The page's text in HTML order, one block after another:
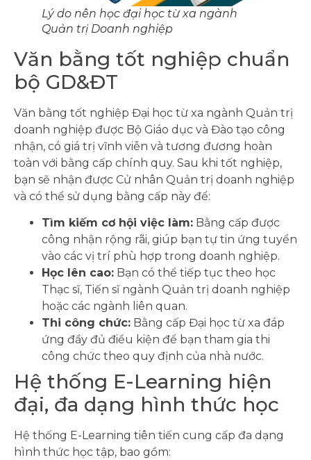
Lý do nên học đại học từ xa ngành
Quản trị Doanh nghiệp
Văn bằng tốt nghiệp chuẩn
bộ GD&ĐT
Văn bằng tốt nghiệp Đại học từ xa ngành Quản trị
doanh nghiệp được Bộ Giáo dục và Đào tạo công
nhận, có giá trị vĩnh viễn và tương đương hoàn
toàn với bằng cấp chính quy. Sau khi tốt nghiệp,
bạn sẽ nhận được Cử nhân Quản trị doanh nghiệp
và có thể sử dụng bằng cấp này để:
Tìm kiếm cơ hội việc làm: Bằng cấp được
công nhận rộng rãi, giúp bạn tự tin ứng tuyển
vào các vị trí phù hợp trong doanh nghiệp.
Học lên cao: Bạn có thể tiếp tục theo học
Thạc sĩ, Tiến sĩ ngành Quản trị doanh nghiệp
hoặc các ngành liên quan.
Thi công chức: Bằng cấp Đại học từ xa đáp
ứng đầy đủ điều kiện để bạn tham gia thi
công chức theo quy định của nhà nước.
Hệ thống E-Learning hiện
đại, đa dạng hình thức học
Hệ thống E-Learning tiên tiến cung cấp đa dạng
hình thức học tập, bao gồm: